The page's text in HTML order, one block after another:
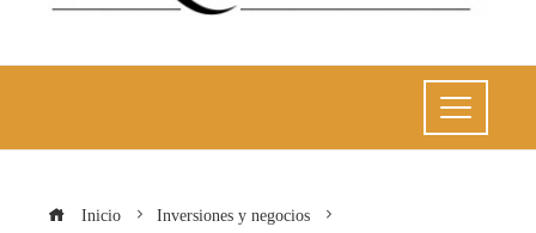
Inicio
Inversiones y negocios